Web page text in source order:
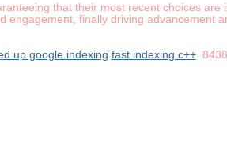
that their most recent choices are
engagement, finally driving advancement
up google indexing fast indexing c++